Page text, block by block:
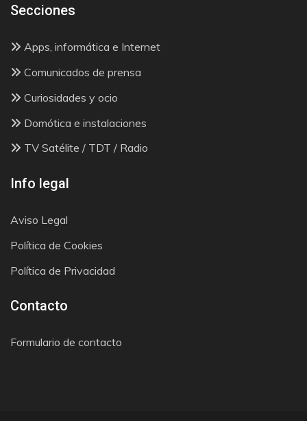
Secciones
Apps, informática e Internet
Comunicados de prensa
Curiosidades y ocio
Domótica e instalaciones
TV Satélite / TDT / Radio
Info legal
Aviso Legal
Política de Cookies
Política de Privacidad
Contacto
Formulario de contacto